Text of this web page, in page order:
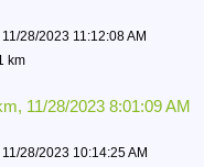
28/2023 11:12:08 AM
km
11/28/2023 8:01:09 AM
28/2023 10:14:25 AM